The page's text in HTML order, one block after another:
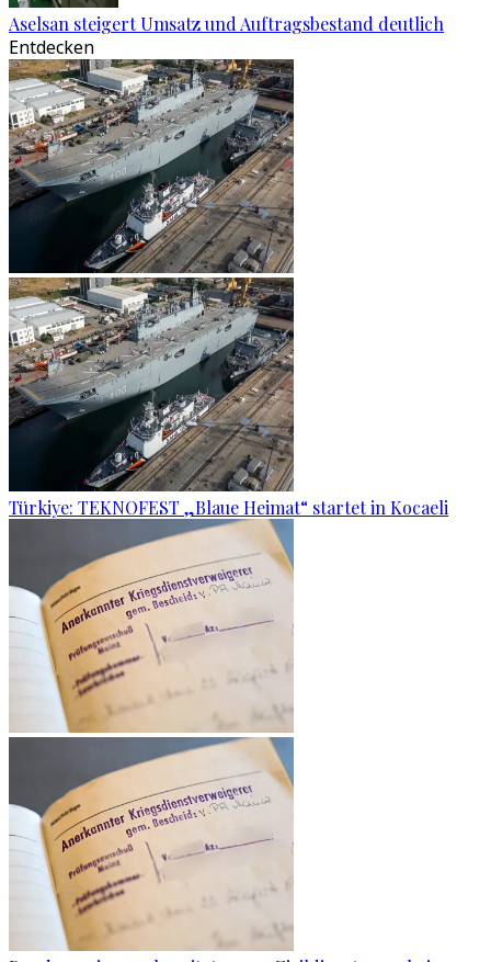
Aselsan steigert Umsatz und Auftragsbestand deutlich
Entdecken
Türkiye: TEKNOFEST „Blaue Heimat“ startet in Kocaeli